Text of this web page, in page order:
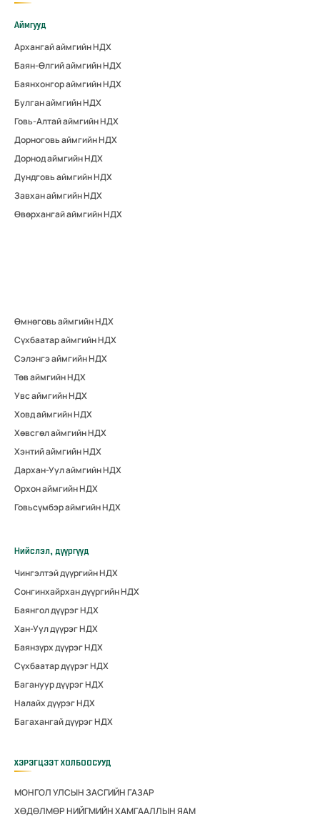
Аймгууд
Архангай аймгийн НДХ
Баян-Өлгий аймгийн НДХ
Баянхонгор аймгийн НДХ
Булган аймгийн НДХ
Говь-Алтай аймгийн НДХ
Дорноговь аймгийн НДХ
Дорнод аймгийн НДХ
Дундговь аймгийн НДХ
Завхан аймгийн НДХ
Өвөрхангай аймгийн НДХ
Өмнөговь аймгийн НДХ
Сүхбаатар аймгийн НДХ
Сэлэнгэ аймгийн НДХ
Төв аймгийн НДХ
Увс аймгийн НДХ
Ховд аймгийн НДХ
Хөвсгөл аймгийн НДХ
Хэнтий аймгийн НДХ
Дархан-Уул аймгийн НДХ
Орхон аймгийн НДХ
Говьсүмбэр аймгийн НДХ
Нийслэл, дүүргүүд
Чингэлтэй дүүргийн НДХ
Сонгинхайрхан дүүргийн НДХ
Баянгол дүүрэг НДХ
Хан-Уул дүүрэг НДХ
Баянзүрх дүүрэг НДХ
Сүхбаатар дүүрэг НДХ
Багануур дүүрэг НДХ
Налайх дүүрэг НДХ
Багахангай дүүрэг НДХ
ХЭРЭГЦЭЭТ ХОЛБООСУУД
МОНГОЛ УЛСЫН ЗАСГИЙН ГАЗАР
ХӨДӨЛМӨР НИЙГМИЙН ХАМГААЛЛЫН ЯАМ